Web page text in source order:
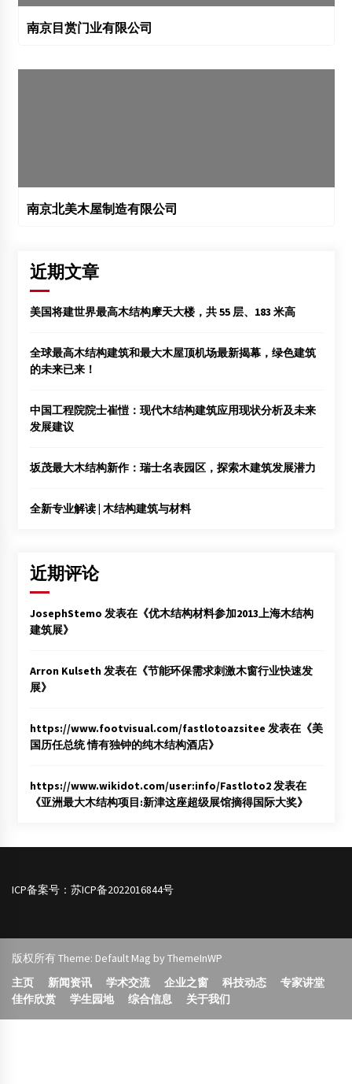
南京目赏门业有限公司
南京北美木屋制造有限公司
近期文章
美国将建世界最高木结构摩天大楼，共 55 层、183 米高
全球最高木结构建筑和最大木屋顶机场最新揭幕，绿色建筑
的未来已来！
中国工程院院士崔愷：现代木结构建筑应用现状分析及未来
发展建议
坂茂最大木结构新作：瑞士名表园区，探索木建筑发展潜力
全新专业解读 | 木结构建筑与材料
近期评论
JosephStemo 发表在《优木结构材料参加2013上海木结构
建筑展》
Arron Kulseth发表在《节能环保需求刺激木窗行业快速发
展》
https://www.footvisual.com/fastlotoazsitee 发表在《美
国历任总统 情有独钟的纯木结构酒店》
https://www.wikidot.com/user:info/Fastloto2发表在
《亚洲最大木结构项目:新津这座超级展馆摘得国际大奖》
ICP备案号： 苏ICP备2022016844号
版权所有 Theme: Default Mag by ThemeInWP
主页
新闻资讯 学术交流 企业之窗 科技动态
专家讲堂
佳作欣赏
学生园地 综合信息 关于我们